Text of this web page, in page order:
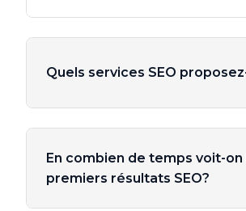
Quels services SEO
En combien de temps voit-on
premiers résultats SEO?